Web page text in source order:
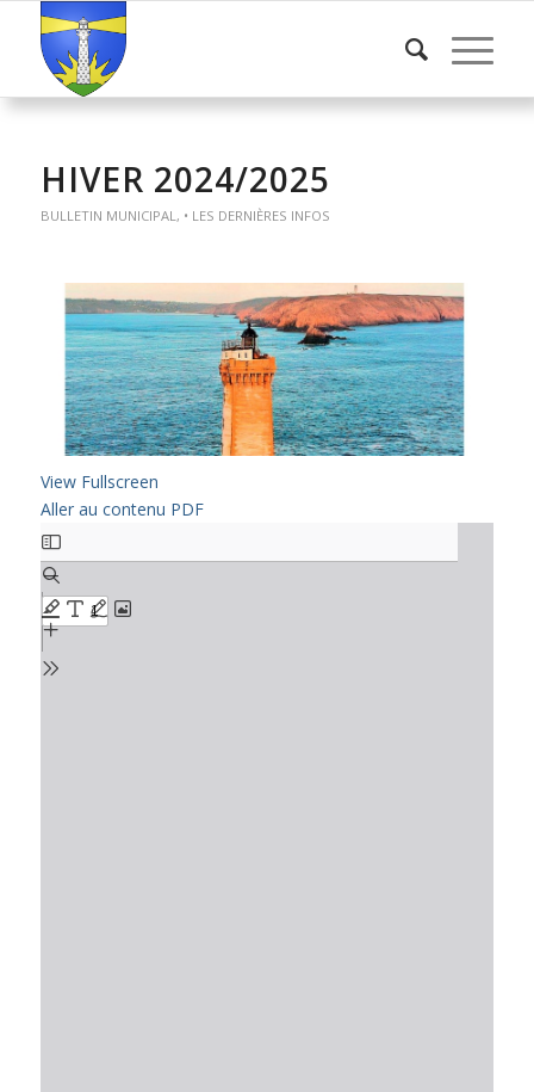
HIVER 2024/2025
BULLETIN MUNICIPAL, • LES DERNIÈRES INFOS
View Fullscreen
Aller au contenu PDF